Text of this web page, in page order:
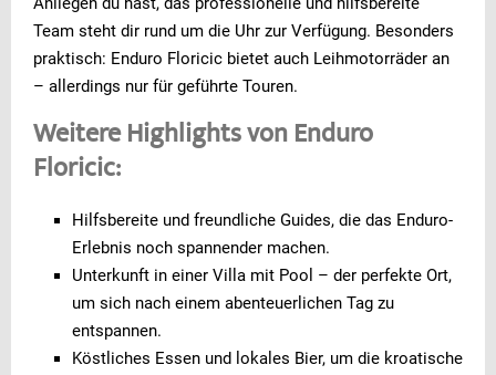
Team steht dir rund um die Uhr zur Verfügung. Besonders
praktisch: Enduro Floricic bietet auch Leihmotorräder an
– allerdings nur für geführte Touren.
Weitere Highlights von Enduro
Floricic:
Hilfsbereite und freundliche Guides, die das Enduro-
Erlebnis noch spannender machen.
Unterkunft in einer Villa mit Pool – der perfekte Ort,
um sich nach einem abenteuerlichen Tag zu
entspannen.
Köstliches Essen und lokales Bier, um die kroatische